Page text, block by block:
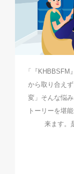
「『
から取り合え
変」そんな悩
トーリーを堪
来ます。